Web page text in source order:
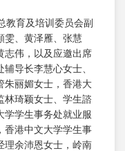
育及培训委员会副
雯、黄泽雁、张慧
志伟，以及应邀出席
导长李慧心女士、
朱丽媚女士，香港大
林琦颖女士、学生諮
学学生事务处就业服
香港中文大学学生事
理余沛恩女士，岭南